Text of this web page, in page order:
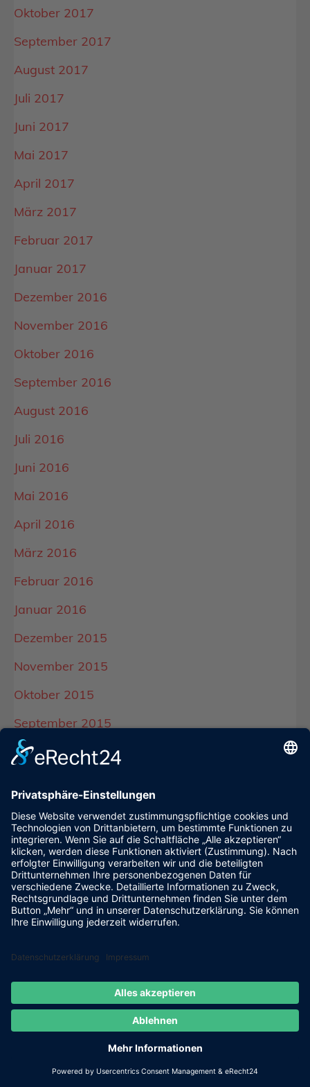
Oktober 2017
September 2017
August 2017
Juli 2017
Juni 2017
Mai 2017
April 2017
März 2017
Februar 2017
Januar 2017
Dezember 2016
November 2016
Oktober 2016
September 2016
August 2016
Juli 2016
Juni 2016
Mai 2016
April 2016
März 2016
Februar 2016
Januar 2016
Dezember 2015
November 2015
Oktober 2015
September 2015
August 2015
Juni 2015
April 2015
März 2015
Februar 2015
März 2014
Juli 2013
Mai 2013
Januar 2013